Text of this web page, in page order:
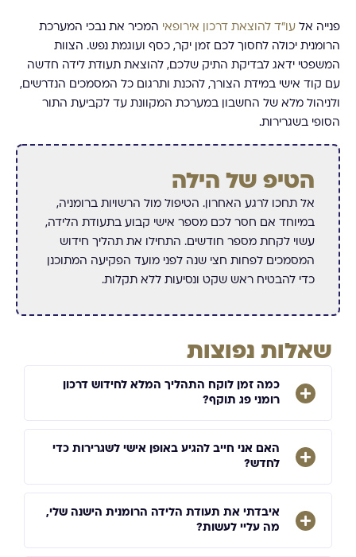
פנייה אל עו"ד להוצאת דרכון אירופאי המכיר את נבכי המערכת
הרומנית יכולה לחסוך לכם זמן יקר, כסף ועוגמת נפש. הצוות
המשפטי ידאג לבדיקת התיק שלכם, להוצאת תעודת לידה חדשה
עם קוד אישי במידת הצורך, להכנת ותרגום כל המסמכים הנדרשים,
ולניהול מלא של החשבון במערכת המקוונת עד לקביעת התור
הסופי בשגרירות.
הטיפ של הילה
אל תחכו לרגע האחרון. הטיפול מול הרשויות ברומניה,
במיוחד אם חסר לכם מספר אישי קבוע בתעודת הלידה,
עשוי לקחת מספר חודשים. התחילו את תהליך חידוש
המסמכים לפחות חצי שנה לפני מועד הפקיעה המתוכנן
כדי להבטיח ראש שקט ונסיעות ללא תקלות.
שאלות נפוצות
כמה זמן לוקח התהליך המלא לחידוש דרכון
רומני פג תוקף?
האם אני חייב להגיע באופן אישי לשגרירות כדי
לחדש?
איבדתי את תעודת הלידה הרומנית הישנה שלי,
מה עליי לעשות?